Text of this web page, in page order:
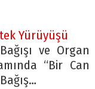
Yürüyüşü
ve Organ
“Bir Can